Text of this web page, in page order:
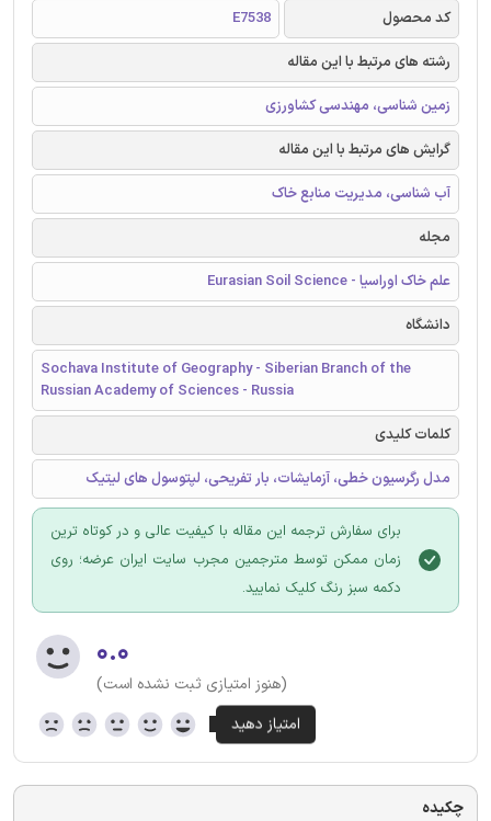
کد محصول
E7538
رشته های مرتبط با این مقاله
زمین شناسی، مهندسی کشاورزی
گرایش های مرتبط با این مقاله
آب شناسی، مدیریت منابع خاک
مجله
علم خاک اوراسیا - Eurasian Soil Science
دانشگاه
Sochava Institute of Geography - Siberian Branch of the
Russian Academy of Sciences - Russia
کلمات کلیدی
مدل رگرسیون خطی، آزمایشات، بار تفریحی، لپتوسول های لیتیک
برای سفارش ترجمه این مقاله با کیفیت عالی و در کوتاه ترین
زمان ممکن توسط مترجمین مجرب سایت ایران عرضه؛ روی
دکمه سبز رنگ کلیک نمایید.
۰.۰
(هنوز امتیازی ثبت نشده است)
چکیده